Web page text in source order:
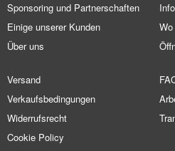
Sponsoring und Partnerschaften
Einige unserer Kunden
Über uns
Versand
Verkaufsbedingungen
Widerrufsrecht
Cookie Policy